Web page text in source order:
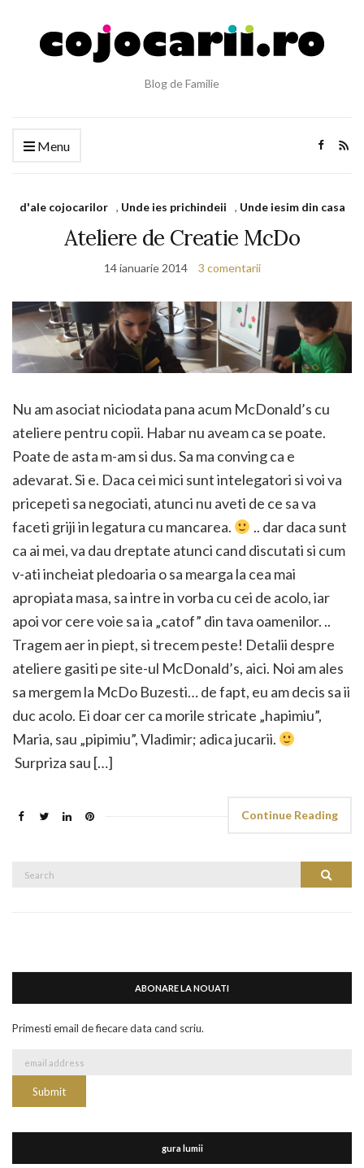
Blog de Familie
Menu
d'ale cojocarilor , Unde ies prichindeii , Unde iesim din casa
Ateliere de Creatie McDo
14 ianuarie 2014 3 comentarii
Nu am asociat niciodata pana acum McDonald’s cu
ateliere pentru copii. Habar nu aveam ca se poate.
Poate de asta m-am si dus. Sa ma conving ca e
adevarat. Si e. Daca cei mici sunt intelegatori si voi va
pricepeti sa negociati, atunci nu aveti de ce sa va
faceti griji in legatura cu mancarea.
.. dar daca sunt
ca ai mei, va dau dreptate atunci cand discutati si cum
v-ati incheiat pledoaria o sa mearga la cea mai
apropiata masa, sa intre in vorba cu cei de acolo, iar
apoi vor cere voie sa ia „catof” din tava oamenilor. ..
Tragem aer in piept, si trecem peste! Detalii despre
ateliere gasiti pe site-ul McDonald’s, aici. Noi am ales
sa mergem la McDo Buzesti… de fapt, eu am decis sa ii
duc acolo. Ei doar cer ca morile stricate „hapimiu”,
Maria, sau „pipimiu”, Vladimir; adica jucarii.
Surpriza sau […]
Continue Reading
Search
ABONARE LA NOUATI
Primesti email de fiecare data cand scriu.
gura lumii